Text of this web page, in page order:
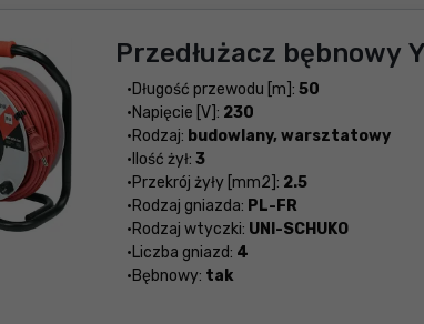
Przedłużacz bębnowy
Długość przewodu [m]: 50
Napięcie [V]: 230
Rodzaj: budowlany, warsztatowy
Ilość żył: 3
Przekrój żyły [mm2]: 2.5
Rodzaj gniazda: PL-FR
Rodzaj wtyczki: UNI-SCHUKO
Liczba gniazd: 4
Bębnowy: tak